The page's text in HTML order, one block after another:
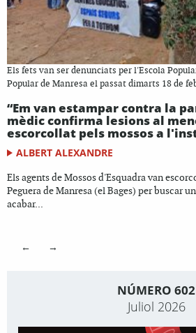
Els fets van ser denunciats per l'Escola
Popular de Manresa el passat dimarts 18 de
“Em van estampar contra la
mèdic confirma lesions al
escorcollat pels mossos a
ALBERT ALEXANDRE
Els agents de Mossos d'Esquadra van
Peguera de Manresa (el Bages) per buscar
acabar...
← →
NÚMERO 602
Juliol 2026